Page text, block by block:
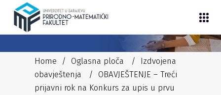
Home / Oglasna ploča / Izdvojena
obavještenja
/ OBAVJEŠTENJE – Treći
prijavni rok na Konkurs za upis u prvu